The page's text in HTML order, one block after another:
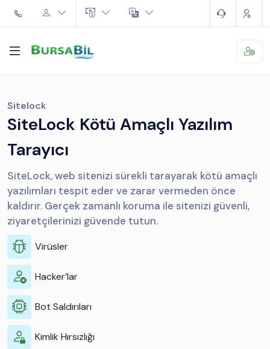
Sitelock
SiteLock Kötü Amaçlı Yazılım
Tarayıcı
SiteLock, web sitenizi sürekli tarayarak kötü amaçlı
yazılımları tespit eder ve zarar vermeden önce
kaldırır. Gerçek zamanlı koruma ile sitenizi güvenli,
ziyaretçilerinizi güvende tutun.
Virüsler
Hacker’lar
Bot Saldırıları
Kimlik Hırsızlığı